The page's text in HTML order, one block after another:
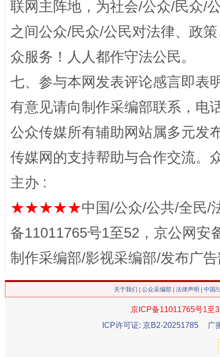
解纷+调解+退费，一次搞定
站台名比不上好声名
联网主阵地，为社会/公众/民众/
之间公众/民众/公民对法律、政
众服务！人人都作守法公民。
七、参与本网发表评论感言即表
有意见请向制作采编部联系，电
公众传媒所有辅助网站属多元发
传媒网的支持帮助与合作交流。
主办 :
★★★★★中国/公众/公共/全民/
备11011765号1至52，京公网安
制作采编部/影视采编部/发布广
关于我们 公众采编部 法律声明 | 中国
京ICP备11011765号1至
ICP许可证: 京B2-20251785
广